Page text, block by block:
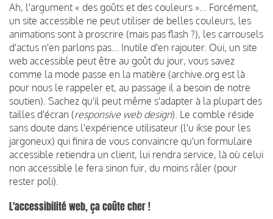
Ah, l'argument « des goûts et des couleurs »... Forcément,
un site accessible ne peut utiliser de belles couleurs, les
animations sont à proscrire (mais pas flash ?), les carrousels
d'actus n'en parlons pas... Inutile d'en rajouter. Oui, un site
web accessible peut être au goût du jour, vous savez
comme la mode passe en la matière (archive.org est là
pour nous le rappeler et, au passage il a besoin de notre
soutien). Sachez qu'il peut même s'adapter à la plupart des
tailles d'écran (responsive web design). Le comble réside
sans doute dans l'expérience utilisateur (l'u ikse pour les
jargoneux) qui finira de vous convaincre qu'un formulaire
accessible retiendra un client, lui rendra service, là où celui
non accessible le fera sinon fuir, du moins râler (pour
rester poli).
L'accessibilité web, ça coûte cher !